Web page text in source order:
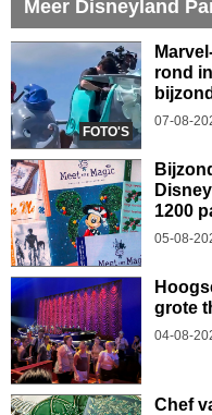
Meer Disneyland
FOTO'S
rond
07-08-
1200
05-08-
grote
04-08-
Chef